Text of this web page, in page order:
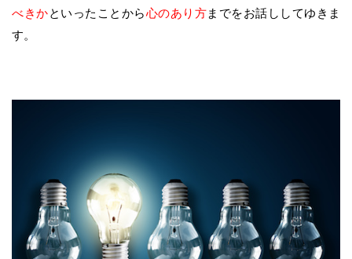
べきかといったことから心のあり方までをお話ししてゆきま
す。